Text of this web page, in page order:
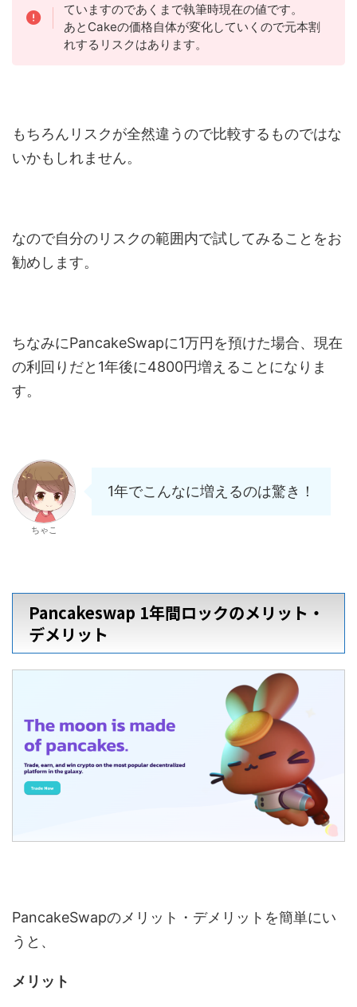
ていますのであくまで執筆時現在の値です。
あとCakeの価格自体が変化していくので元本割
れするリスクはあります。
もちろんリスクが全然違うので比較するものではな
いかもしれません。
なので自分のリスクの範囲内で試してみることをお
勧めします。
ちなみにPancakeSwapに1万円を預けた場合、現在
の利回りだと1年後に4800円増えることになりま
す。
ちゃこ
1年でこんなに増えるのは驚き！
Pancakeswap 1年間ロックのメリット・
デメリット
PancakeSwapのメリット・デメリットを簡単にい
うと、
メリット